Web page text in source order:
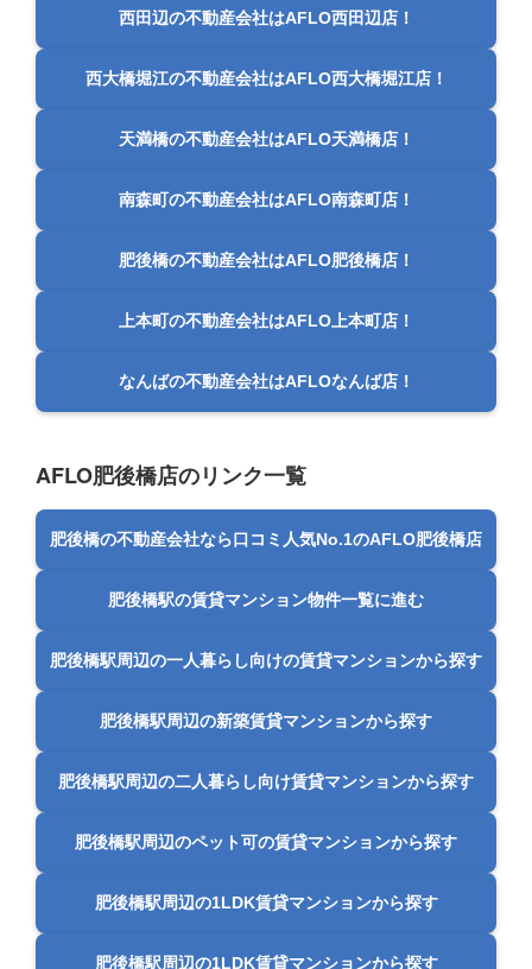
西田辺の不動産会社はAFLO西田辺店！
西大橋堀江の不動産会社はAFLO西大橋堀江店！
天満橋の不動産会社はAFLO天満橋店！
南森町の不動産会社はAFLO南森町店！
肥後橋の不動産会社はAFLO肥後橋店！
上本町の不動産会社はAFLO上本町店！
なんばの不動産会社はAFLOなんば店！
AFLO肥後橋店のリンク一覧
肥後橋の不動産会社なら口コミ人気No.1のAFLO肥後橋店
肥後橋駅の賃貸マンション物件一覧に進む
肥後橋駅周辺の一人暮らし向けの賃貸マンションから探す
肥後橋駅周辺の新築賃貸マンションから探す
肥後橋駅周辺の二人暮らし向け賃貸マンションから探す
肥後橋駅周辺のペット可の賃貸マンションから探す
肥後橋駅周辺の1LDK賃貸マンションから探す
肥後橋駅周辺の1LDK賃貸マンションから探す